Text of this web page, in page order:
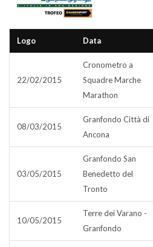
Logo Data
22/02/2015
Cronometro a
Squadre Marche
Marathon
08/03/2015
Granfondo Città di
Ancona
03/05/2015
Granfondo San
Benedetto del
Tronto
10/05/2015
Terre dei Varano -
Granfondo